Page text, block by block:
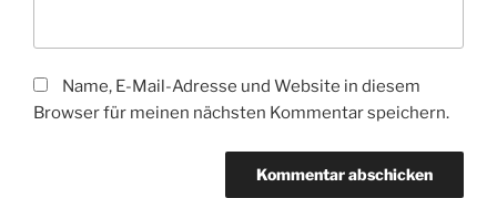
Name, E-Mail-Adresse und Website in diesem
Browser für meinen nächsten Kommentar speichern.